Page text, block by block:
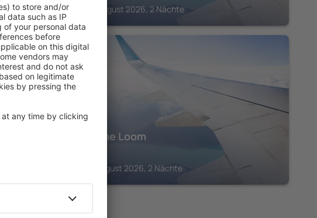
Lodz, 15 August 2026, 2 Nächte
LODZKIE
Hotel The Loom
Lodz, 11 August 2026, 2 Nächte